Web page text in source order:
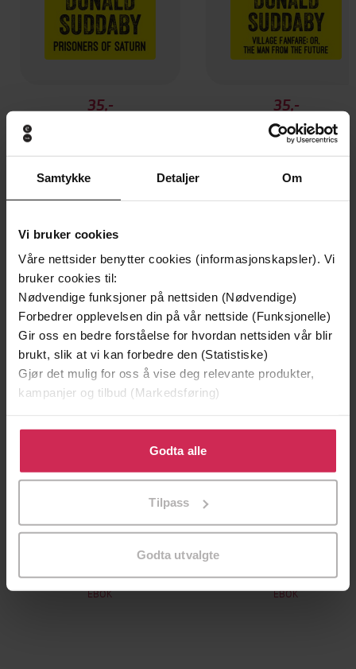
Samtykke Detaljer Om
Vi bruker cookies
Våre nettsider benytter cookies (informasjonskapsler). Vi
bruker cookies til:
Nødvendige funksjoner på nettsiden (Nødvendige)
Forbedrer opplevelsen din på vår nettside (Funksjonelle)
Gir oss en bedre forståelse for hvordan nettsiden vår blir
brukt, slik at vi kan forbedre den (Statistiske)
Gjør det mulig for oss å vise deg relevante produkter,
kampanjer og tilbud (Markedsføring)
Klikk på «Godta alle» for å gi oss ditt samtykke til å
bruke cookies for alle disse formålene. Du kan også
tilpasse ditt samtykke til spesifikke formål ved å klikke
Godta alle
Tilpass
Godta utvalgte
35,-
35,-
Donald Suddaby
Andre har også kjøpt
Premium
Vinner av Rivertonprisen
199,-
Jo Nesbø
EBOK
Premium
Første gang på tilbud
349,-
Jørn Lier Horst
EBOK